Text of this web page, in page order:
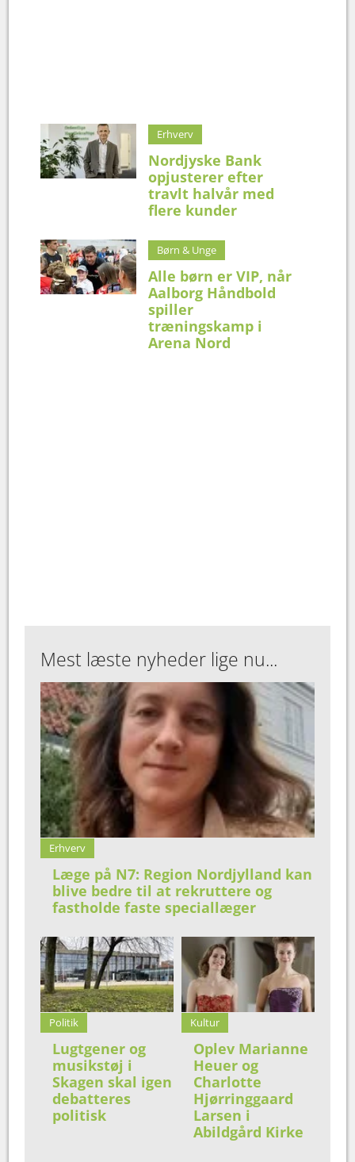
Erhverv
Nordjyske Bank
opjusterer efter
travlt halvår med
flere kunder
Børn & Unge
Alle børn er VIP, når
Aalborg Håndbold
spiller
træningskamp i
Arena Nord
Mest læste nyheder lige nu...
Erhverv
Læge på N7: Region Nordjylland kan
blive bedre til at rekruttere og
fastholde faste speciallæger
Politik
Lugtgener og
musikstøj i
Skagen skal igen
debatteres
politisk
Kultur
Oplev Marianne
Heuer og
Charlotte
Hjørringgaard
Larsen i
Abildgård Kirke